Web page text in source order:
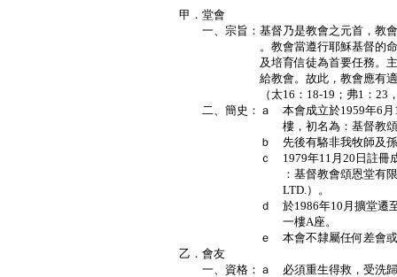
甲．堂會
一、宗旨：基督乃是教會之元首，教會
。教會當遵行耶穌基督的命令；
及培育信徒為首要任務。主耶穌
給教會。故此，教會應有適當的
（太16：18-19；弗1：23，4
二、簡史：ａ 本會成立於1959年6月1
樓，初名為：基督教頌
ｂ 先後有駱非我牧師及孫忠道
ｃ 1979年11月20日註冊成為一
：基督教會頌恩堂有限公司（
LTD.）。
ｄ 於1986年10月擴堂遷至九龍
一樓A座。
ｅ 本會不隸屬任何差會或宗派
乙．會友
一、資格：ａ 必須重生得救，受洗歸